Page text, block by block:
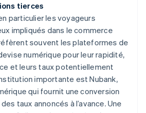
tierces
particulier les voyageurs
impliqués dans le commerce
souvent les plateformes de
numérique pour leur rapidité,
et leurs taux potentiellement
importante est Nubank,
qui fournit une conversion
taux annoncés à l’avance. Une